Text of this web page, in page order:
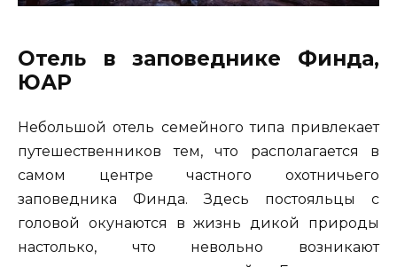
Отель в заповеднике Финда,
ЮАР
Небольшой отель семейного типа привлекает
путешественников тем, что располагается в
самом центре частного охотничьего
заповедника Финда. Здесь постояльцы с
головой окунаются в жизнь дикой природы
настолько, что невольно возникают